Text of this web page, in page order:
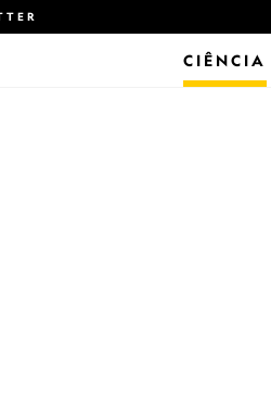
CIÊNCIA